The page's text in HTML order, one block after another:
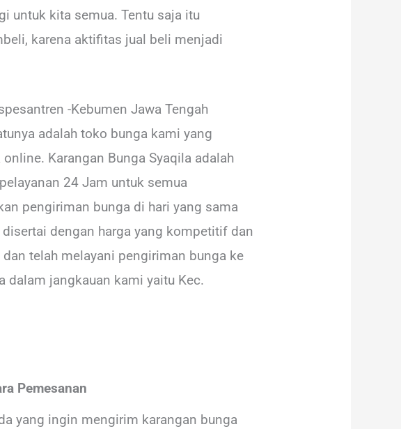
untuk kita semua. Tentu saja itu
karena aktifitas jual beli menjadi
-Kebumen Jawa Tengah
adalah toko bunga kami yang
Karangan Bunga Syaqila adalah
24 Jam untuk semua
pengiriman bunga di hari yang sama
dengan harga yang kompetitif dan
telah melayani pengiriman bunga ke
dalam jangkauan kami yaitu Kec.
Pemesanan
yang ingin mengirim karangan bunga